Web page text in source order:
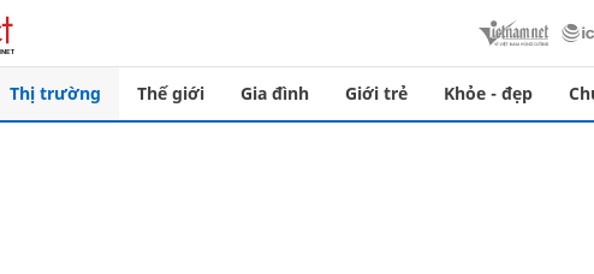
Thị trường Thế giới Gia đình Giới trẻ Khỏe - đẹp